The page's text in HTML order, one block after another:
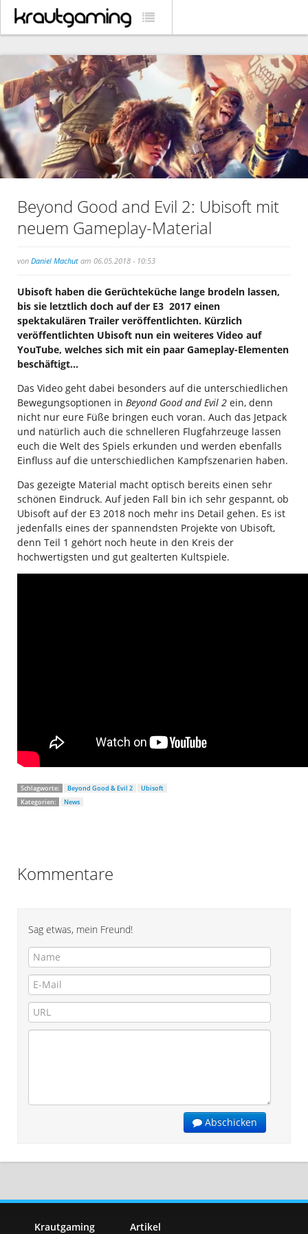
Beyond Good and Evil 2: Ubisoft mit
neuem Gameplay-Material
von Daniel Machut am 06.05.2018 - 10:53
Ubisoft haben die Gerüchteküche lange brodeln lassen,
bis sie letztlich doch auf der E3 2017 einen
spektakulären Trailer veröffentlichten. Kürzlich
veröffentlichten Ubisoft nun ein weiteres Video auf
YouTube, welches sich mit ein paar Gameplay-Elementen
beschäftigt…
Das Video geht dabei besonders auf die unterschiedlichen
Bewegungsoptionen in Beyond Good and Evil 2 ein, denn
nicht nur eure Füße bringen euch voran. Auch das Jetpack
und natürlich auch die schnelleren Flugfahrzeuge lassen
euch die Welt des Spiels erkunden und werden ebenfalls
Einfluss auf die unterschiedlichen Kampfszenarien haben.
Das gezeigte Material macht optisch bereits einen sehr
schönen Eindruck. Auf jeden Fall bin ich sehr gespannt, ob
Ubisoft auf der E3 2018 noch mehr ins Detail gehen. Es ist
jedenfalls eines der spannendsten Projekte von Ubisoft,
denn Teil 1 gehört noch heute in den Kreis der
hochwertigsten und gut gealterten Kultspiele.
Schlagworte: Beyond Good & Evil 2
Ubisoft
Kategorien:
News
Kommentare
Sag etwas, mein Freund!
Abschicken
Krautgaming Artikel